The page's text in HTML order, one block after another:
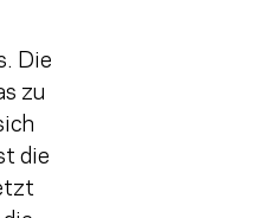
Die
zu
die